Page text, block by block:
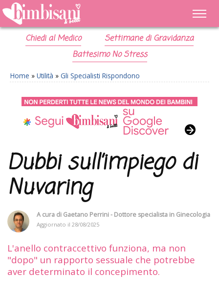
Chiedi al Medico
Settimane di Gravidanza
Battesimo No Stress
Home » Utilità » Gli Specialisti Rispondono
Dubbi sull’impiego di
Nuvaring
A cura di Gaetano Perrini - Dottore specialista in Ginecologia
Aggiornato il 28/08/2025
L'anello contraccettivo funziona, ma non
"dopo" un rapporto sessuale che potrebbe
aver determinato il concepimento.